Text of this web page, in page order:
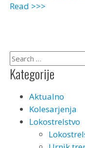
Read >>>
Kategorije
Aktualno
Kolesarjenja
Lokostrelstvo